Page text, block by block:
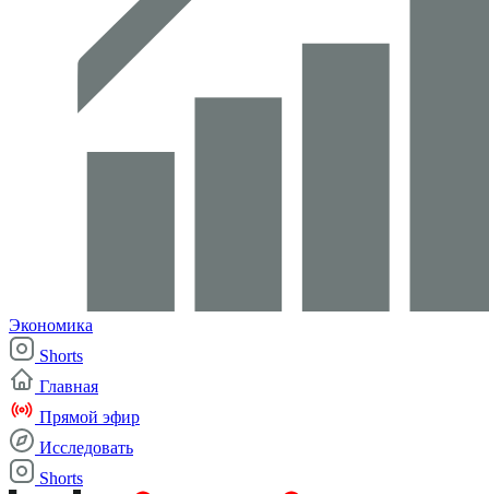
Экономика
Shorts
Главная
Прямой эфир
Исследовать
Shorts